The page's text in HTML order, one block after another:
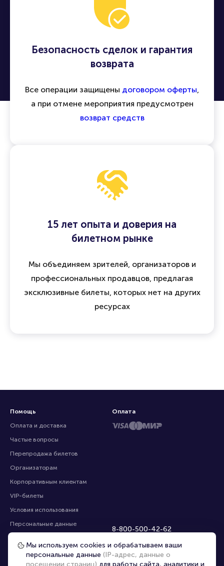
Безопасность сделок и гарантия
возврата
Все операции защищены договором оферты,
а при отмене мероприятия предусмотрен
возврат средств
15 лет опыта и доверия на
билетном рынке
Мы объединяем зрителей, организаторов и
профессиональных продавцов, предлагая
эксклюзивные билеты, которых нет на других
ресурсах
Помощь
Оплата и доставка
Частые вопросы
Перепродажа билетов
Организаторам
Корпоративным клиентам
VIP-билеты
Условия использования
Персональные данные
Контакты
8-800-500-42-62
info@portalbilet.ru
С 10:00 до 21:00,
Оплата
Мы используем cookies и обрабатываем ваши
персональные данные (IP-адрес, данные о
посещении страниц) для работы сайта, аналитики и